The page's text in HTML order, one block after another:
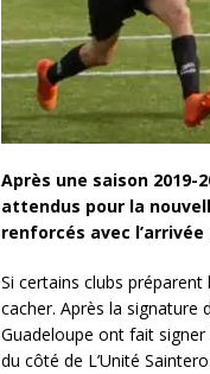
Après une saison
attendus pour la
renforcés avec
Si certains clubs
cacher. Après la signature
Guadeloupe ont fait signer
du côté de L’Unité